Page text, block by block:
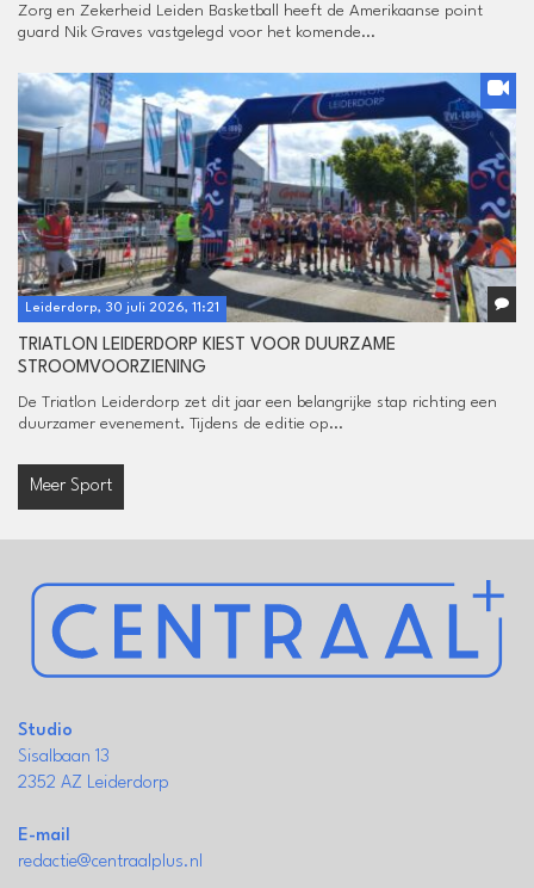
Zorg en Zekerheid Leiden Basketball heeft de Amerikaanse point
guard Nik Graves vastgelegd voor het komende...
Leiderdorp, 30 juli 2026, 11:21
TRIATLON LEIDERDORP KIEST VOOR DUURZAME
STROOMVOORZIENING
De Triatlon Leiderdorp zet dit jaar een belangrijke stap richting een
duurzamer evenement. Tijdens de editie op...
Meer Sport
Studio
Sisalbaan 13
2352 AZ Leiderdorp
E-mail
redactie@centraalplus.nl